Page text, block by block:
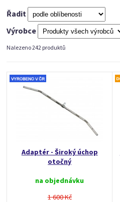
Řadit
Výrobce
Nalezeno 242 produktů
Adaptér - Široký úchop
otočný
na objednávku
1 600 Kč